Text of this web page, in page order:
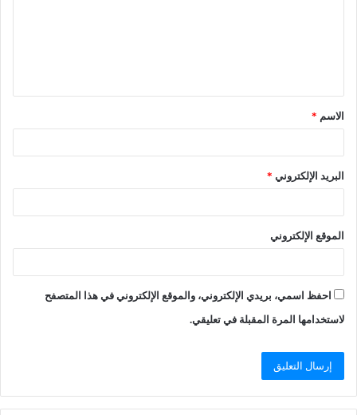
الاسم *
البريد الإلكتروني *
الموقع الإلكتروني
احفظ اسمي، بريدي الإلكتروني، والموقع الإلكتروني في هذا المتصفح
لاستخدامها المرة المقبلة في تعليقي.